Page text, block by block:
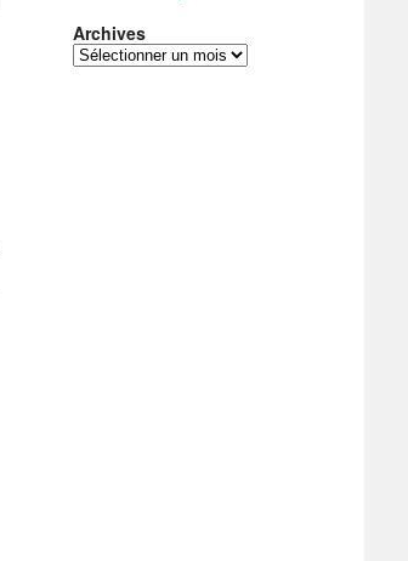
Archives
Archives